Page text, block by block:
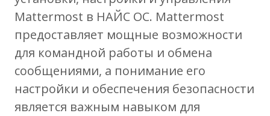
Mattermost в НАЙС ОС. Mattermost
предоставляет мощные возможности
для командной работы и обмена
сообщениями, а понимание его
настройки и обеспечения безопасности
является важным навыком для